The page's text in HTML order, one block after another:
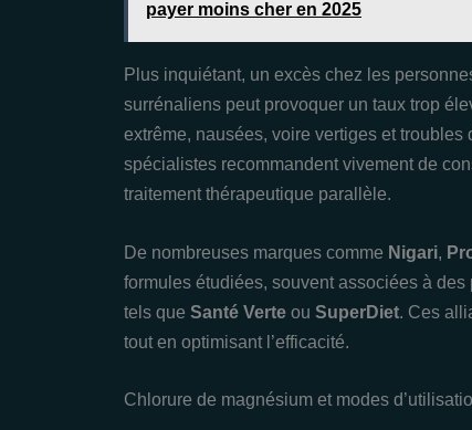
payer moins cher en 2025
Plus inquiétant, un excès chez les
surrénaliens peut provoquer un taux trop
extrême, nausées, voire vertiges et
spécialistes recommandent vivement de
traitement thérapeutique parallèle.
De nombreuses marques comme Nigari,
formules étudiées, souvent associées à
tels que Santé Verte ou SuperDiet. Ces
tout en optimisant l’efficacité.
Chlorure de magnésium et modes